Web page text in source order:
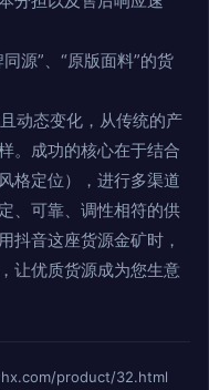
源”、“原版面料”的货
动态变化，从传统的产
。成功的核心在于结合
格定位），进行多渠道
、可靠、调性相符的供
抖音这座货源金矿时，
让优质货源成为您生意
product/32.html